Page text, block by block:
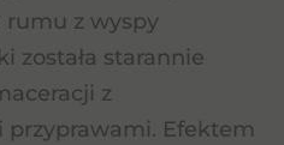
rumu z wyspy
została starannie
z
Efektem